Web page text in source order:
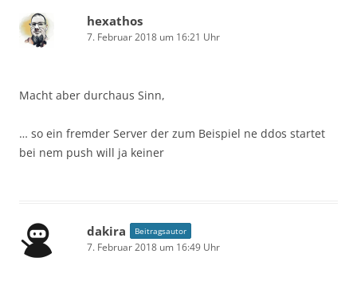
hexathos
7. Februar 2018 um 16:21 Uhr
Macht aber durchaus Sinn,
… so ein fremder Server der zum Beispiel ne ddos startet
bei nem push will ja keiner
dakira Beitragsautor
7. Februar 2018 um 16:49 Uhr